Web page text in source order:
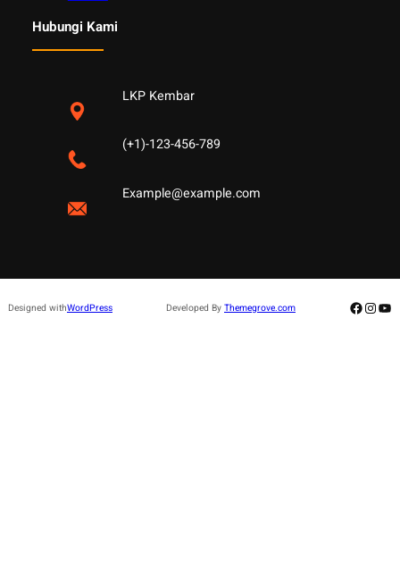
Hubungi Kami
LKP Kembar
(+1)-123-456-789
Example@example.com
Designed withWordPress Developed By Themegrove.com